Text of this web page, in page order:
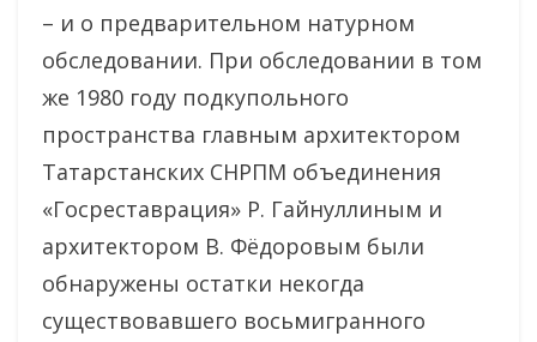
– и о предварительном натурном
обследовании. При обследовании в том
же 1980 году подкупольного
пространства главным архитектором
Татарстанских СНРПМ объединения
«Госреставрация» Р. Гайнуллиным и
архитектором В. Фёдоровым были
обнаружены остатки некогда
существовавшего восьмигранного